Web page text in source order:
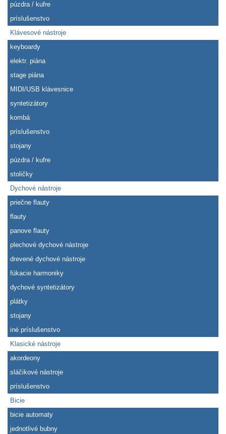
púzdra / kufre
príslušenstvo
Klávesové nástroje
keyboardy
elektr. piána
stage piána
MIDI/USB klávesnice
syntetizátory
kombá
príslušenstvo
stojany
púzdra / kufre
stoličky
Dychové nástroje
priečne flauty
flauty
panove flauty
plechové dychové nástroje
drevené dychové nástroje
fúkacie harmoniky
dychové syntetizátory
plátky
stojany
iné príslušenstvo
Klasické nástroje
akordeony
sláčikové nástroje
príslušenstvo
Bicie
bicie automaty
jednotlivé bubny